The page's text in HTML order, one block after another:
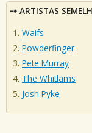
ARTISTAS
Waifs
Powderfinger
Pete Murray
The Whitlams
Josh Pyke